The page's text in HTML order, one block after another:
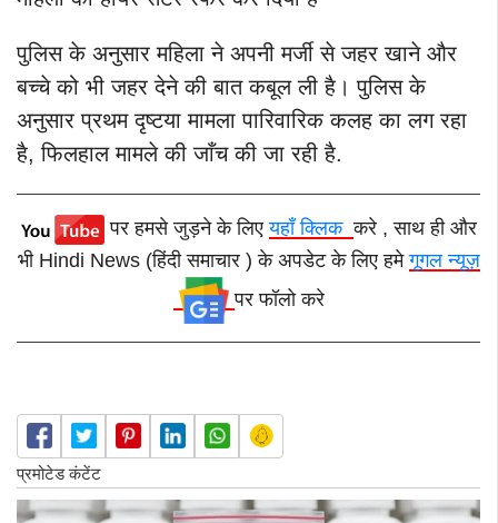
पुलिस के अनुसार महिला ने अपनी मर्जी से जहर खाने और
बच्चे को भी जहर देने की बात कबूल ली है। पुलिस के
अनुसार प्रथम दृष्टया मामला पारिवारिक कलह का लग रहा
है, फिलहाल मामले की जाँच की जा रही है.
पर हमसे जुड़ने के लिएयहाँ क्लिककरे , साथ ही और
भी Hindi News (हिंदी समाचार ) के अपडेट के लिए हमेगूगल न्यूज़
पर फॉलो करे